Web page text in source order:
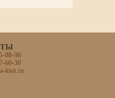
88-98
60-30
kiot.ru